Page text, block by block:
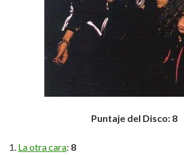
Puntaje del Disco: 8
La otra cara: 8